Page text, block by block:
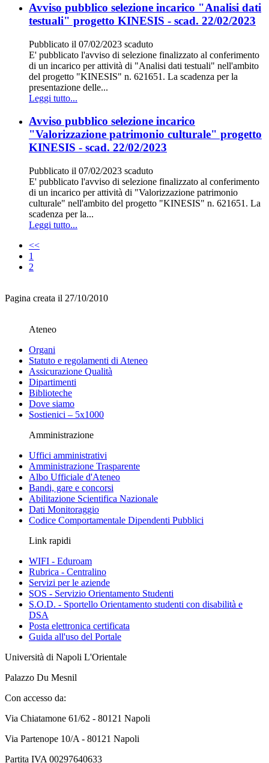
Avviso pubblico selezione incarico "Analisi dati
testuali" progetto KINESIS - scad. 22/02/2023
Pubblicato il 07/02/2023 scaduto
E' pubblicato l'avviso di selezione finalizzato al conferimento
di un incarico per attività di "Analisi dati testuali" nell'ambito
del progetto "KINESIS" n. 621651. La scadenza per la
presentazione delle...
Leggi tutto...
Avviso pubblico selezione incarico
"Valorizzazione patrimonio culturale" progetto
KINESIS - scad. 22/02/2023
Pubblicato il 07/02/2023 scaduto
E' pubblicato l'avviso di selezione finalizzato al conferimento
di un incarico per attività di "Valorizzazione patrimonio
culturale" nell'ambito del progetto "KINESIS" n. 621651. La
scadenza per la...
Leggi tutto...
<<
1
2
Pagina creata il 27/10/2010
Ateneo
Organi
Statuto e regolamenti di Ateneo
Assicurazione Qualità
Dipartimenti
Biblioteche
Dove siamo
Sostienici – 5x1000
Amministrazione
Uffici amministrativi
Amministrazione Trasparente
Albo Ufficiale d'Ateneo
Bandi, gare e concorsi
Abilitazione Scientifica Nazionale
Dati Monitoraggio
Codice Comportamentale Dipendenti Pubblici
Link rapidi
WIFI - Eduroam
Rubrica - Centralino
Servizi per le aziende
SOS - Servizio Orientamento Studenti
S.O.D. - Sportello Orientamento studenti con disabilità e
DSA
Posta elettronica certificata
Guida all'uso del Portale
Università di Napoli L'Orientale
Palazzo Du Mesnil
Con accesso da:
Via Chiatamone 61/62 - 80121 Napoli
Via Partenope 10/A - 80121 Napoli
Partita IVA 00297640633